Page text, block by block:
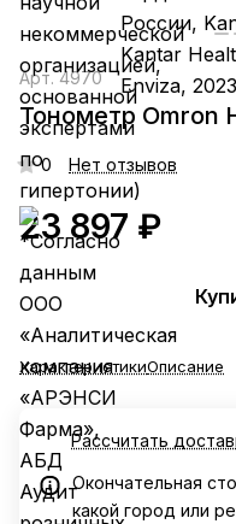
Арт.4970
Тонометр Omron
0 Нет отзывов
23 897 ₽
ХарактеристикиОписание
Рассчитать
Окончательная
какой город или